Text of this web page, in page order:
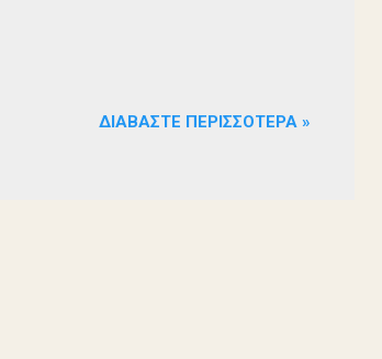
ΔΙΑΒΆΣΤΕ ΠΕΡΙΣΣΌΤΕΡΑ »